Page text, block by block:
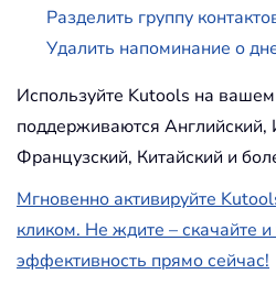
Разделить группу
Удалить напоминание о
Используйте Kutools на
поддерживаются
Французский, Китайский и
Мгновенно активируйте
кликом. Не ждите – скачайте
эффективность прямо сейчас!